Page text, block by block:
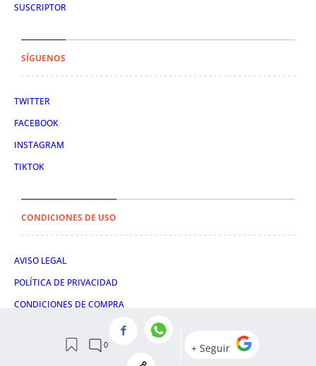
SUSCRIPTOR
SÍGUENOS
TWITTER
FACEBOOK
INSTAGRAM
TIKTOK
CONDICIONES DE USO
AVISO LEGAL
POLÍTICA DE PRIVACIDAD
CONDICIONES DE COMPRA